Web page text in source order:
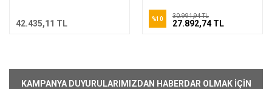
42.435,11 TL %10 30.991,94 TL
27.892,74 TL
KAMPANYA DUYURULARIMIZDAN HABERDAR OLMAK İÇİN